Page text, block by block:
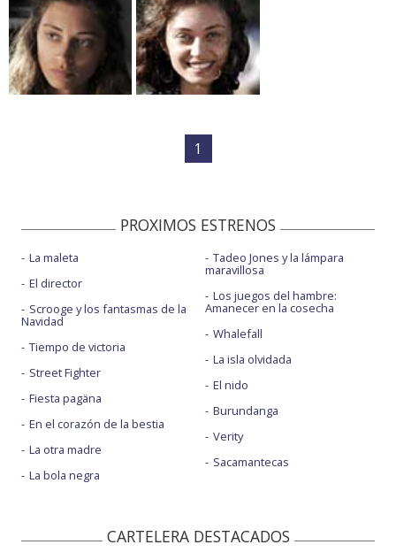
1
PROXIMOS ESTRENOS
La maleta
El director
Scrooge y los fantasmas de la
Navidad
Tiempo de victoria
Street Fighter
Fiesta pagäna
En el corazón de la bestia
La otra madre
La bola negra
Tadeo Jones y la lámpara
maravillosa
Los juegos del hambre:
Amanecer en la cosecha
Whalefall
La isla olvidada
El nido
Burundanga
Verity
Sacamantecas
CARTELERA DESTACADOS